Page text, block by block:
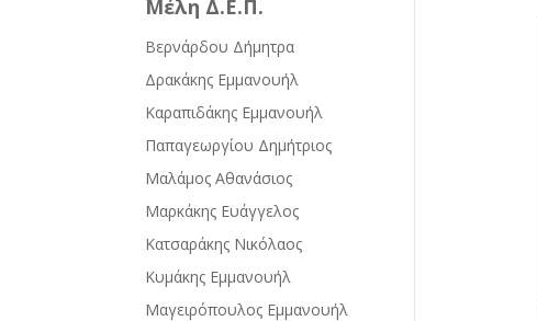
Μέλη Δ.Ε.Π.
Βερνάρδου Δήμητρα
Δρακάκης Εμμανουήλ
Καραπιδάκης Εμμανουήλ
Παπαγεωργίου Δημήτριος
Μαλάμος Αθανάσιος
Μαρκάκης Ευάγγελος
Κατσαράκης Νικόλαος
Kυμάκης Εμμανουήλ
Μαγειρόπουλος Εμμανουήλ